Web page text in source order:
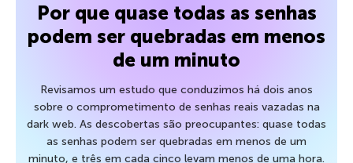
Por que quase todas as senhas
podem ser quebradas em menos
de um minuto
Revisamos um estudo que conduzimos há dois anos
sobre o comprometimento de senhas reais vazadas na
dark web. As descobertas são preocupantes: quase todas
as senhas podem ser quebradas em menos de um
minuto, e três em cada cinco levam menos de uma hora.